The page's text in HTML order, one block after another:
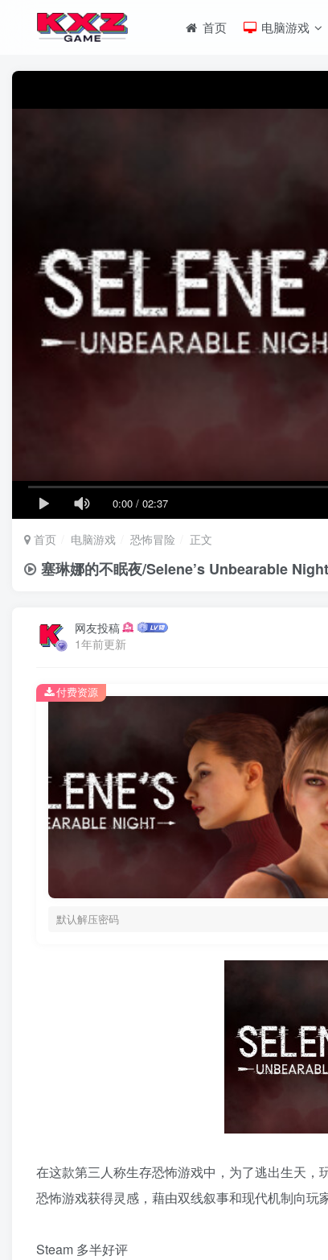
首页 电脑游戏
0:00 / 02:37
首页 电脑游戏 恐怖冒险 正文
塞琳娜的不眠夜/Selene’s Unbearable
网友投稿
1年前更新
默认解压密码
付费资源
在这款第三人称生存恐怖游戏中，为了逃出生天
恐怖游戏获得灵感，藉由双线叙事和现代机制向玩
Steam 多半好评